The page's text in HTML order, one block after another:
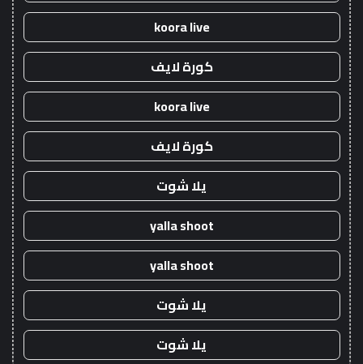
koora live
كورة لايف
koora live
كورة لايف
يلا شوت
yalla shoot
yalla shoot
يلا شوت
يلا شوت